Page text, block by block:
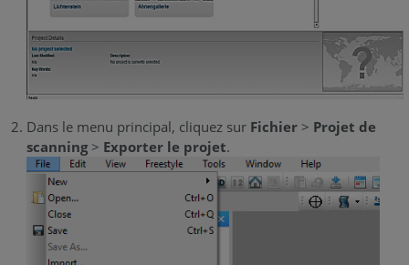
Dans le menu principal, cliquez sur Fichier> Projet de
scanning> Exporter le projet.